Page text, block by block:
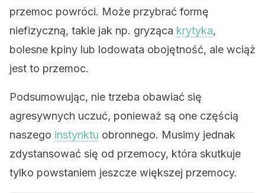
przemoc powróci. Może przybrać formę
niefizyczną, takie jak np. gryząca krytyka,
bolesne kpiny lub lodowata obojętność, ale wciąż
jest to przemoc.
Podsumowując, nie trzeba obawiać się
agresywnych uczuć, ponieważ są one częścią
naszego instynktu obronnego. Musimy jednak
zdystansować się od przemocy, która skutkuje
tylko powstaniem jeszcze większej przemocy.